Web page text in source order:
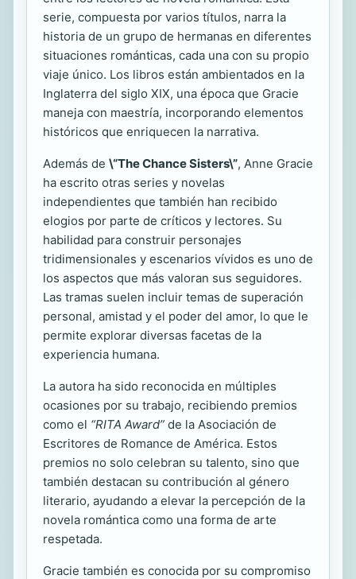
serie, compuesta por varios títulos, narra la
historia de un grupo de hermanas en diferentes
situaciones románticas, cada una con su propio
viaje único. Los libros están ambientados en la
Inglaterra del siglo XIX, una época que Gracie
maneja con maestría, incorporando elementos
históricos que enriquecen la narrativa.
Además de \“The Chance Sisters\”, Anne Gracie
ha escrito otras series y novelas
independientes que también han recibido
elogios por parte de críticos y lectores. Su
habilidad para construir personajes
tridimensionales y escenarios vívidos es uno de
los aspectos que más valoran sus seguidores.
Las tramas suelen incluir temas de superación
personal, amistad y el poder del amor, lo que le
permite explorar diversas facetas de la
experiencia humana.
La autora ha sido reconocida en múltiples
ocasiones por su trabajo, recibiendo premios
como el “RITA Award” de la Asociación de
Escritores de Romance de América. Estos
premios no solo celebran su talento, sino que
también destacan su contribución al género
literario, ayudando a elevar la percepción de la
novela romántica como una forma de arte
respetada.
Gracie también es conocida por su compromiso